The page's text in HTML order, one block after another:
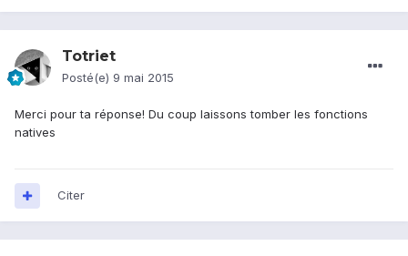
Totriet
Posté(e) 9 mai 2015
Merci pour ta réponse! Du coup laissons tomber les fonctions
natives
Citer